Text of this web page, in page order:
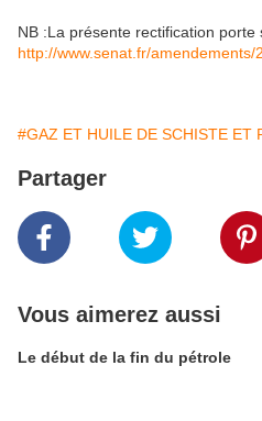
NB :La présente rectification porte
http://www.senat.fr/
#GAZ ET HUILE DE SCHISTE ET
Partager
Vous aimerez aussi
Le début de la fin du pétrole